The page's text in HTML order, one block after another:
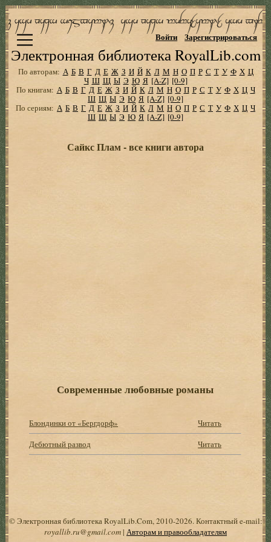
Электронная библиотека RoyalLib.com
Войти Зарегистрироваться
По авторам: А Б В Г Д Е Ж З И Й К Л М Н О П Р С Т У Ф Х Ц
Ч Ш Щ Ы Э Ю Я [A-Z] [0-9]
По книгам: А Б В Г Д Е Ж З И Й К Л М Н О П Р С Т У Ф Х Ц Ч
Ш Щ Ы Э Ю Я [A-Z] [0-9]
По сериям: А Б В Г Д Е Ж З И Й К Л М Н О П Р С Т У Ф Х Ц Ч
Ш Щ Ы Э Ю Я [A-Z] [0-9]
Сайкс Плам - все книги автора
Современные любовные романы
Блондинки от «Бергдорф»
Читать
Дебютный развод
Читать
© Электронная библиотека RoyalLib.Com, 2010-2026. Контактный e-mail:
royallib.ru@gmail.com| Авторам и правообладателям